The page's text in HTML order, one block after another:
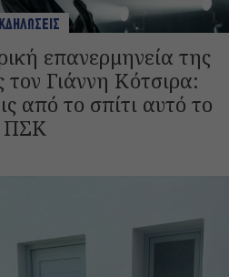
επανερμηνεία της
τον Γιάννη Κότσιρα:
από το σπίτι αυτό το
ΠΣΚ